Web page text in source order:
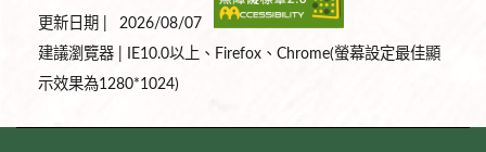
更新日期 |
2026/08/07
建議瀏覽器 | IE10.0以上、Firefox、Chrome(螢幕設定最佳顯
示效果為1280*1024)